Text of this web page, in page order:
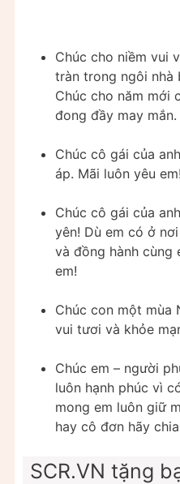
Chúc cho niềm vui
tràn trong ngôi nhà
Chúc cho năm mới
đong đầy may
Chúc cô gái của
áp. Mãi luôn yêu em!
Chúc cô gái của
yên! Dù em có ở
và đồng hành cùng
em!
Chúc con một mùa
vui tươi và khỏe
Chúc em – người
luôn hạnh phúc vì
mong em luôn giữ
hay cô đơn hãy
SCR.VN tặng